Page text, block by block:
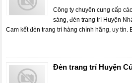
Công ty chuyên cung cấp
sáng, đèn trang trí Huyện
Cam kết đèn trang trí hàng chính hãng, uy tín.
Đèn trang trí Huyện